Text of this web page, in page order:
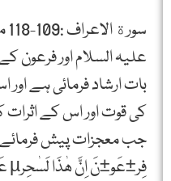
علیہ السلام اور فرعون
بات ارشاد فرمائی ہے
کی قوت اور اس کے اثرات
جب معجزات پیش